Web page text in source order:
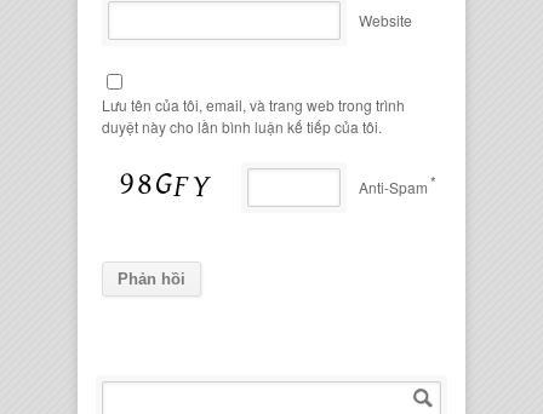
Website
Lưu tên của tôi, email, và trang web trong trình
duyệt này cho lần bình luận kế tiếp của tôi.
Anti-Spam*